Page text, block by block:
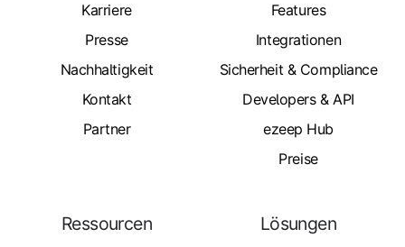
Karriere
Presse
Nachhaltigkeit
Kontakt
Partner
Features
Integrationen
Sicherheit & Compliance
Developers & API
ezeep Hub
Preise
Ressourcen Lösungen